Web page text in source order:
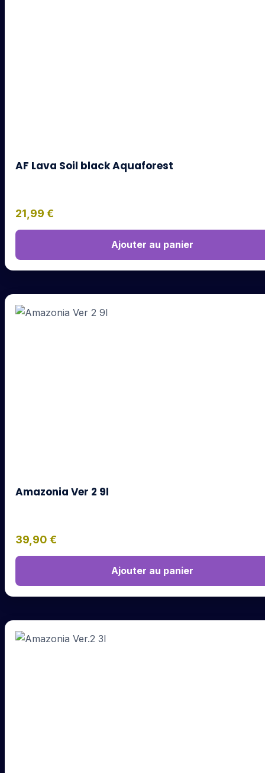
AF Lava Soil black Aquaforest
21,99 €
Ajouter au panier
Amazonia Ver 2 9l
39,90 €
Ajouter au panier